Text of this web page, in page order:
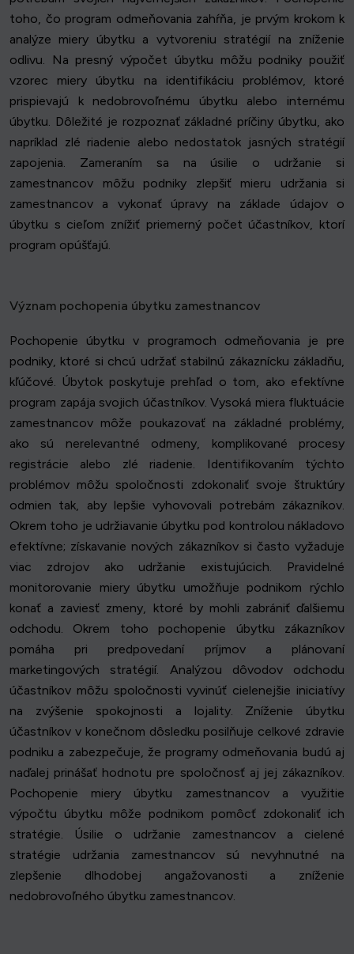
toho, čo program odmeňovania zahŕňa, je prvým krokom k
analýze miery úbytku a vytvoreniu stratégií na zníženie
odlivu. Na presný výpočet úbytku môžu podniky použiť
vzorec miery úbytku na identifikáciu problémov, ktoré
prispievajú k nedobrovoľnému úbytku alebo internému
úbytku. Dôležité je rozpoznať základné príčiny úbytku, ako
napríklad zlé riadenie alebo nedostatok jasných stratégií
zapojenia. Zameraním sa na úsilie o udržanie si
zamestnancov môžu podniky zlepšiť mieru udržania si
zamestnancov a vykonať úpravy na základe údajov o
úbytku s cieľom znížiť priemerný počet účastníkov, ktorí
program opúšťajú.
Význam pochopenia úbytku zamestnancov
Pochopenie úbytku v programoch odmeňovania je pre
podniky, ktoré si chcú udržať stabilnú zákaznícku základňu,
kľúčové. Úbytok poskytuje prehľad o tom, ako efektívne
program zapája svojich účastníkov. Vysoká miera fluktuácie
zamestnancov môže poukazovať na základné problémy,
ako sú nerelevantné odmeny, komplikované procesy
registrácie alebo zlé riadenie. Identifikovaním týchto
problémov môžu spoločnosti zdokonaliť svoje štruktúry
odmien tak, aby lepšie vyhovovali potrebám zákazníkov.
Okrem toho je udržiavanie úbytku pod kontrolou nákladovo
efektívne; získavanie nových zákazníkov si často vyžaduje
viac zdrojov ako udržanie existujúcich. Pravidelné
monitorovanie miery úbytku umožňuje podnikom rýchlo
konať a zaviesť zmeny, ktoré by mohli zabrániť ďalšiemu
odchodu. Okrem toho pochopenie úbytku zákazníkov
pomáha pri predpovedaní príjmov a plánovaní
marketingových stratégií. Analýzou dôvodov odchodu
účastníkov môžu spoločnosti vyvinúť cielenejšie iniciatívy
na zvýšenie spokojnosti a lojality. Zníženie úbytku
účastníkov v konečnom dôsledku posilňuje celkové zdravie
podniku a zabezpečuje, že programy odmeňovania budú aj
naďalej prinášať hodnotu pre spoločnosť aj jej zákazníkov.
Pochopenie miery úbytku zamestnancov a využitie
výpočtu úbytku môže podnikom pomôcť zdokonaliť ich
stratégie. Úsilie o udržanie zamestnancov a cielené
stratégie udržania zamestnancov sú nevyhnutné na
zlepšenie dlhodobej angažovanosti a zníženie
nedobrovoľného úbytku zamestnancov.